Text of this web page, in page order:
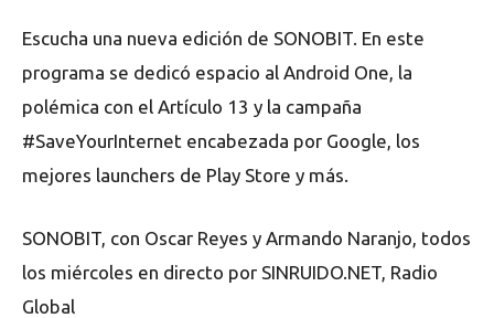
Escucha una nueva edición de SONOBIT. En este
programa se dedicó espacio al Android One, la
polémica con el Artículo 13 y la campaña
#SaveYourInternet encabezada por Google, los
mejores launchers de Play Store y más.
SONOBIT, con Oscar Reyes y Armando Naranjo, todos
los miércoles en directo por SINRUIDO.NET, Radio
Global